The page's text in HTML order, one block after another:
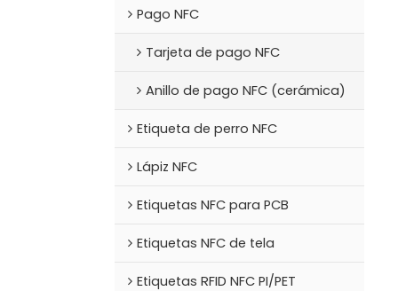
Pago NFC
Tarjeta de pago NFC
Anillo de pago NFC (cerámica)
Etiqueta de perro NFC
Lápiz NFC
Etiquetas NFC para PCB
Etiquetas NFC de tela
Etiquetas RFID NFC PI/PET